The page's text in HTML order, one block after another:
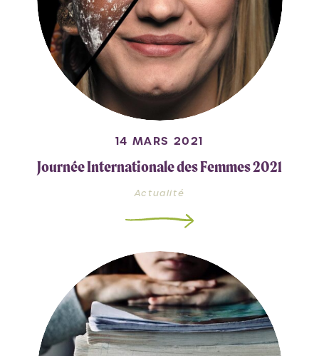
14 MARS 2021
Journée Internationale des Femmes 2021
Actualité